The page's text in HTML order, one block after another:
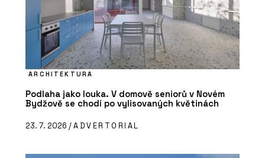
ARCHITEKTURA
Podlaha jako louka. V domově seniorů v Novém
Bydžově se chodí po vylisovaných květinách
23. 7. 2026 /ADVERTORIAL